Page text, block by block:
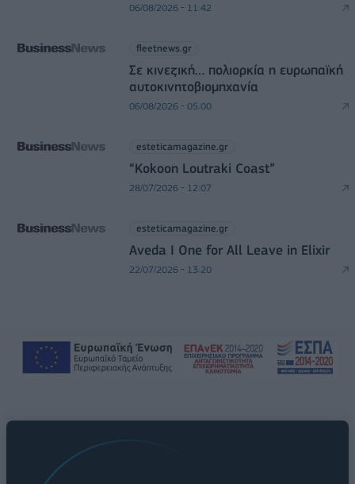
06/08/2026 - 11:42
fleetnews.gr
Σε κινεζική… πολιορκία η ευρωπαϊκή
αυτοκινητοβιομηχανία
06/08/2026 - 05:00
esteticamagazine.gr
“Kokoon Loutraki Coast”
28/07/2026 - 12:07
esteticamagazine.gr
Aveda I One for All Leave in Elixir
22/07/2026 - 13:20